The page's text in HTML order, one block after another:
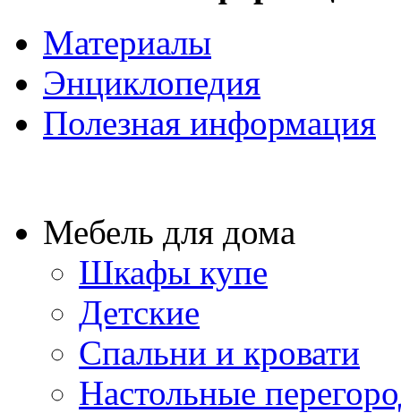
Материалы
Энциклопедия
Полезная информация
Мебель для дома
Шкафы купе
Детские
Спальни и кровати
Настольные